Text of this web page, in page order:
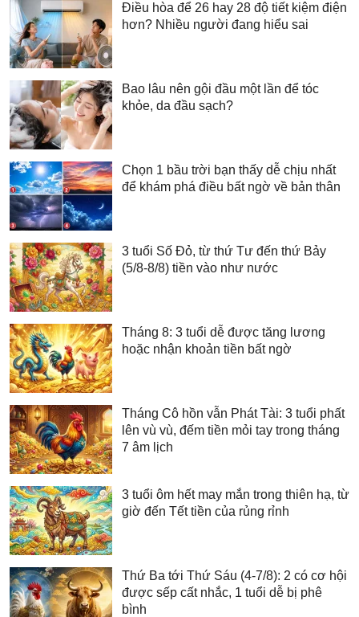
Điều hòa để 26 hay 28 độ tiết kiệm điện
hơn? Nhiều người đang hiểu sai
Bao lâu nên gội đầu một lần để tóc
khỏe, da đầu sạch?
Chọn 1 bầu trời bạn thấy dễ chịu nhất
để khám phá điều bất ngờ về bản thân
3 tuổi Số Đỏ, từ thứ Tư đến thứ Bảy
(5/8-8/8) tiền vào như nước
Tháng 8: 3 tuổi dễ được tăng lương
hoặc nhận khoản tiền bất ngờ
Tháng Cô hồn vẫn Phát Tài: 3 tuổi phất
lên vù vù, đếm tiền mỏi tay trong tháng
7 âm lịch
3 tuổi ôm hết may mắn trong thiên hạ, từ
giờ đến Tết tiền của rủng rỉnh
Thứ Ba tới Thứ Sáu (4-7/8): 2 có cơ hội
được sếp cất nhắc, 1 tuổi dễ bị phê
bình